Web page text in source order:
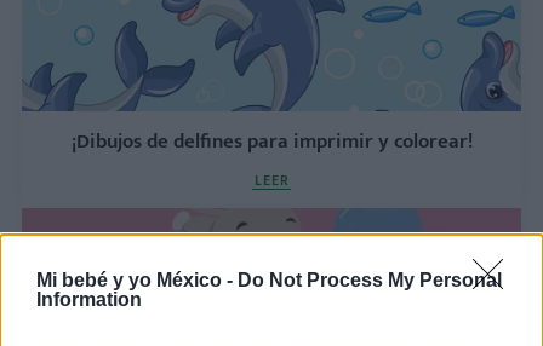
Mi bebé y yo México - Do Not Process My Personal
Information
¡Dibujos de delfines para imprimir y colorear!
LEER